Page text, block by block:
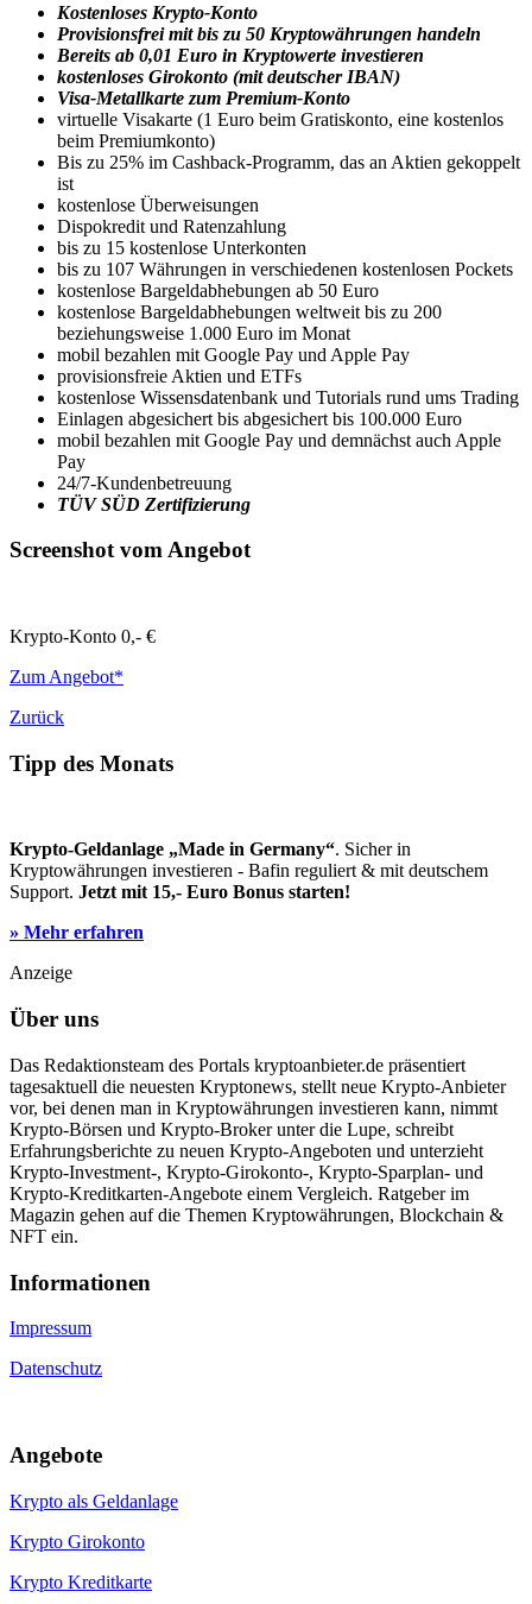
Kostenloses Krypto-Konto
Provisionsfrei mit bis zu 50 Kryptowährungen handeln
Bereits ab 0,01 Euro in Kryptowerte investieren
kostenloses Girokonto (mit deutscher IBAN)
Visa-Metallkarte zum Premium-Konto
virtuelle Visakarte (1 Euro beim Gratiskonto, eine kostenlos
beim Premiumkonto)
Bis zu 25% im Cashback-Programm, das an Aktien gekoppelt
ist
kostenlose Überweisungen
Dispokredit und Ratenzahlung
bis zu 15 kostenlose Unterkonten
bis zu 107 Währungen in verschiedenen kostenlosen Pockets
kostenlose Bargeldabhebungen ab 50 Euro
kostenlose Bargeldabhebungen weltweit bis zu 200
beziehungsweise 1.000 Euro im Monat
mobil bezahlen mit Google Pay und Apple Pay
provisionsfreie Aktien und ETFs
kostenlose Wissensdatenbank und Tutorials rund ums Trading
Einlagen abgesichert bis abgesichert bis 100.000 Euro
mobil bezahlen mit Google Pay und demnächst auch Apple
Pay
24/7-Kundenbetreuung
TÜV SÜD Zertifizierung
Screenshot vom Angebot
Krypto-Konto 0,- €
Zum Angebot*
Zurück
Tipp des Monats
Krypto-Geldanlage „Made in Germany“. Sicher in
Kryptowährungen investieren - Bafin reguliert & mit deutschem
Support. Jetzt mit 15,- Euro Bonus starten!
» Mehr erfahren
Anzeige
Über uns
Das Redaktionsteam des Portals kryptoanbieter.de präsentiert
tagesaktuell die neuesten Kryptonews, stellt neue Krypto-Anbieter
vor, bei denen man in Kryptowährungen investieren kann, nimmt
Krypto-Börsen und Krypto-Broker unter die Lupe, schreibt
Erfahrungsberichte zu neuen Krypto-Angeboten und unterzieht
Krypto-Investment-, Krypto-Girokonto-, Krypto-Sparplan- und
Krypto-Kreditkarten-Angebote einem Vergleich. Ratgeber im
Magazin gehen auf die Themen Kryptowährungen, Blockchain &
NFT ein.
Informa­tionen
Impressum
Datenschutz
Angebote
Krypto als Geldanlage
Krypto Girokonto
Krypto Kreditkarte